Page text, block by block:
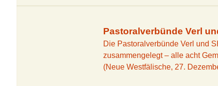
Wandern
Pastoralverbünde Verl
Die Pastoralverbünde Verl und
zusammengelegt – alle acht
(Neue Westfälische, 27.